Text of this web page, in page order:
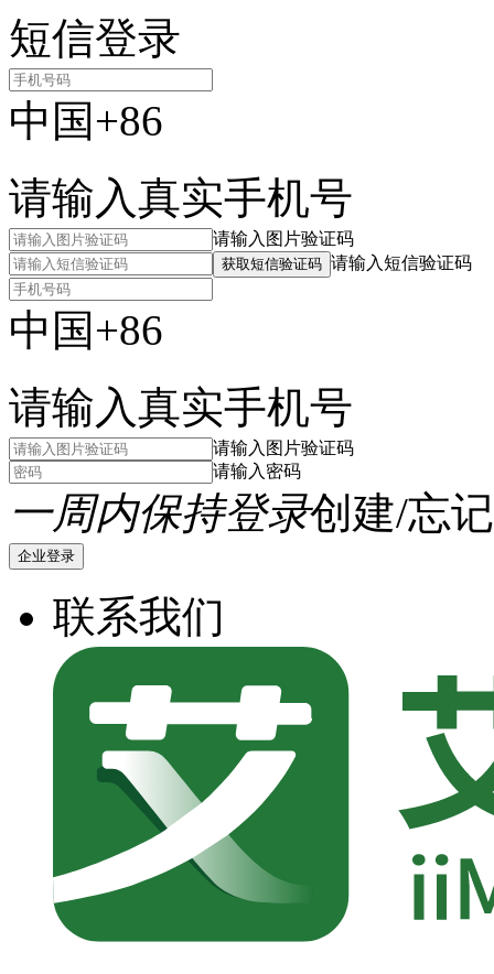
短信登录
中国+86
请输入真实手机号
请输入图片验证码
获取短信验证码 请输入短信验证码
中国+86
请输入真实手机号
请输入图片验证码
请输入密码
一周内保持登录创建/忘
企业登录
联系我们